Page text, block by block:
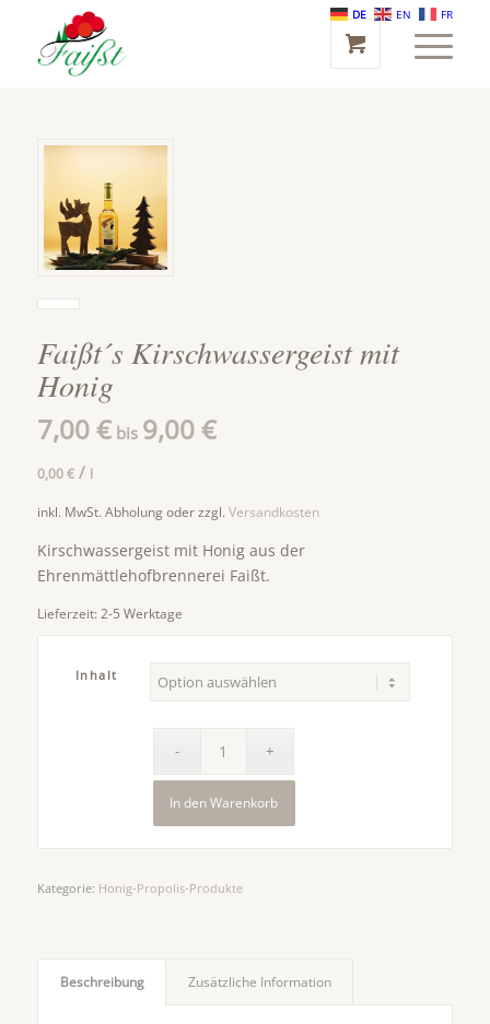
Faißt´s Kirschwassergeist mit
Honig
7,00€bis 9,00€
0,00€/ l
inkl. MwSt. Abholung oder zzgl. Versandkosten
Kirschwassergeist mit Honig aus der
Ehrenmättlehofbrennerei Faißt.
Lieferzeit: 2-5 Werktage
Inhalt
In den Warenkorb
Kategorie: Honig-Propolis-Produkte
Beschreibung Zusätzliche Information
DE EN FR